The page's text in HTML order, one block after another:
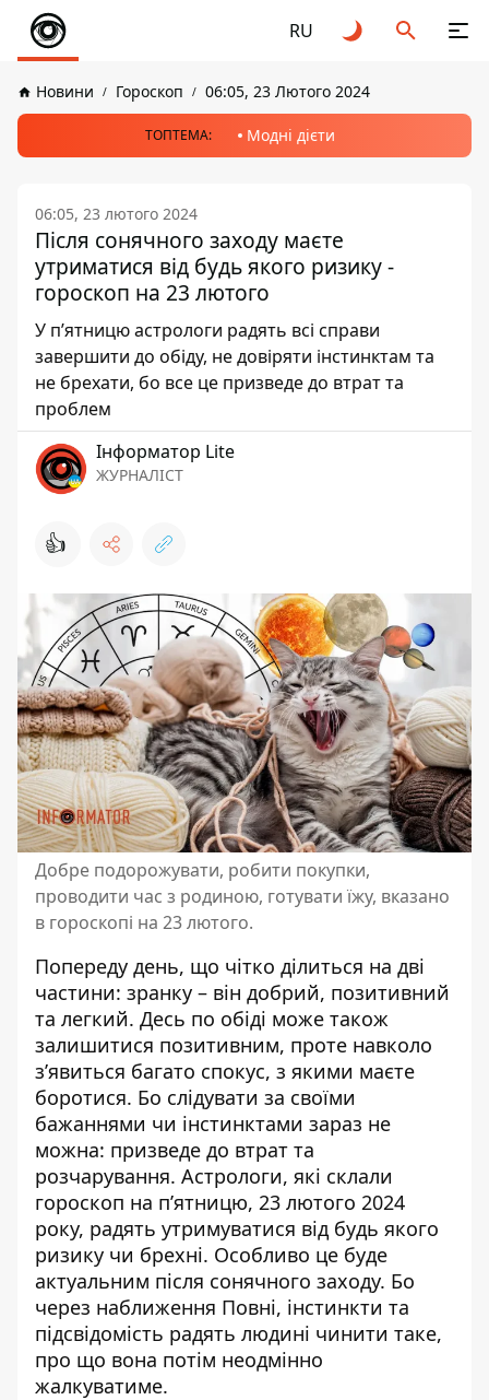
RU
Новини Гороскоп 06:05, 23 Лютого 2024
ТОПТЕМА: Модні дієти
06:05, 23 лютого 2024
Після сонячного заходу маєте
утриматися від будь якого ризику -
гороскоп на 23 лютого
У п’ятницю астрологи радять всі справи
завершити до обіду, не довіряти інстинктам та
не брехати, бо все це призведе до втрат та
проблем
Інформатор Lite
ЖУРНАЛІСТ
👍
Добре подорожувати, робити покупки,
проводити час з родиною, готувати їжу, вказано
в гороскопі на 23 лютого.
Попереду день, що чітко ділиться на дві
частини: зранку – він добрий, позитивний
та легкий. Десь по обіді може також
залишитися позитивним, проте навколо
з’явиться багато спокус, з якими маєте
боротися. Бо слідувати за своїми
бажаннями чи інстинктами зараз не
можна: призведе до втрат та
розчарування. Астрологи, які склали
гороскоп на п’ятницю, 23 лютого 2024
року, радять утримуватися від будь якого
ризику чи брехні. Особливо це буде
актуальним після сонячного заходу. Бо
через наближення Повні, інстинкти та
підсвідомість радять людині чинити таке,
про що вона потім неодмінно
жалкуватиме.